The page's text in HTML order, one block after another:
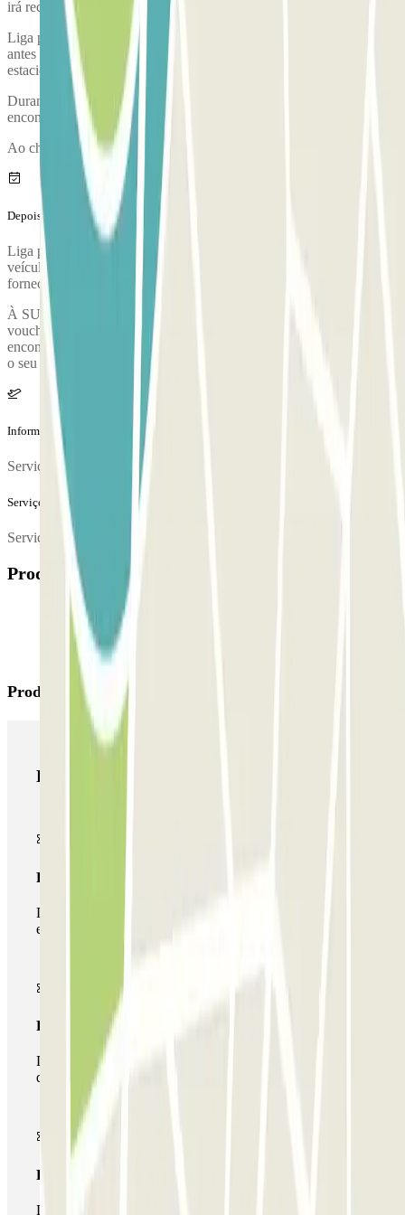
irá recolher o seu veículo.
Liga para o parque de estacionamento aproximadamente 15 minutos
antes de chegares ao aeroporto. O número de telefone do parque de
estacionamento será fornecido assim que tiveres finalizado a reserva.
Durante a chamada, um funcionário irá confirmar-te o ponto de
encontro.
Ao chegares, irá realizar-se uma inspeção do teu veículo.
Depois da tua viagem
Liga para o parque de estacionamento para solicitares a entrega do
veículo. O número de telefone do parque de estacionamento será
fornecido assim que concluíres a reserva.
À SUA VOLTA: Ligue para o número de telefone que consta no
voucher assim que recolher a sua bagagem e dirija-se ao ponto de
encontro, onde o pessoal do parque de estacionamento lhe entregará
o seu veículo.
Informação adicional
Serviço 24 horas
Serviços extra (não incluídos no preço)
Serviços de lavagem por 20 euros, preço low cost
Produtos disponíveis
Produtos Parclick
Produtos Parclick
Passe simples
Durante a sua estadia, só poderá entrar e sair do parque de
estacionamento uma vez.
Passe multiestacionamento
Durante a sua estadia, pode utilizar toda a rede de parques
de estacionamento deste operador disponível em Parclick.
Passe ilimitado
Durante a sua estadia, pode entrar e sair do parque de